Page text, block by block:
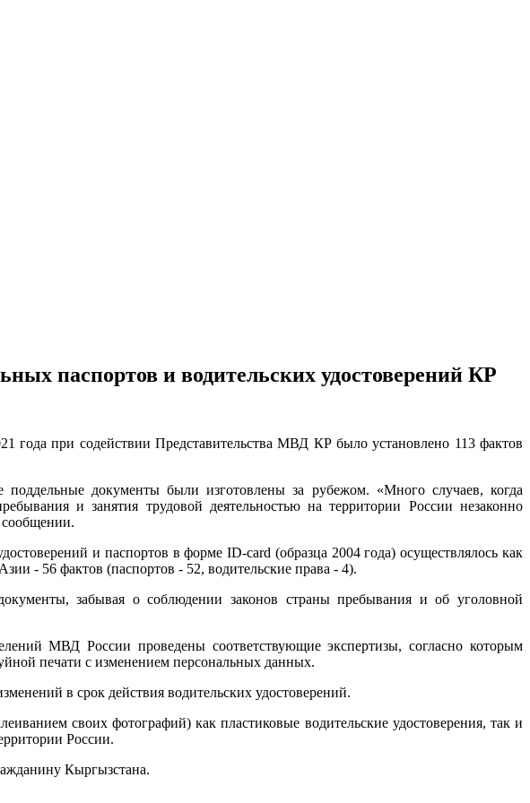
паспортов и водительских удостоверений КР
года при содействии Представительства МВД КР было установлено 113 фактов
документы были изготовлены за рубежом. «Много случаев, когда
и занятия трудовой деятельностью на территории России незаконно
сообщении.
и паспортов в форме ID-card (образца 2004 года) осуществлялось как
- 56 фактов (паспортов - 52, водительские права - 4).
забывая о соблюдении законов страны пребывания и об уголовной
МВД России проведены соответствующие экспертизы, согласно которым
печати с изменением персональных данных.
в срок действия водительских удостоверений.
своих фотографий) как пластиковые водительские удостоверения, так и
России.
Кыргызстана.